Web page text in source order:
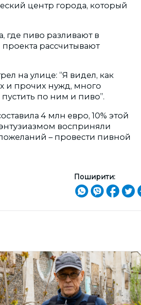
центр города, который
где пиво разливают в
рассчитывают
на улице: “Я видел, как
и прочих нужд, много
по ним и пиво”.
4 млн евро, 10% этой
восприняли
– провести пивной
Поширити: